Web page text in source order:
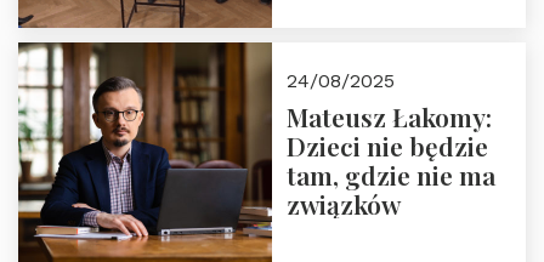
24/08/2025
Mateusz Łakomy:
Dzieci nie będzie
tam, gdzie nie ma
związków